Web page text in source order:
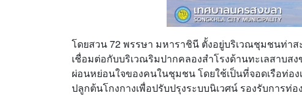
โดยสวน 72 พรรษา มหาราชินี ตั้งอยู่บริเวณชุมชนท่า
เชื่อมต่อกับบริเวณริมปากคลองสำโรงด้านทะเลสาบ
ผ่อนหย่อนใจของคนในชุมชน โดยใช้เป็นที่จอดเรือท่อ
ปลูกต้นโกงกางเพื่อปรับปรุงระบบนิเวศน์ รองรับการท่อ